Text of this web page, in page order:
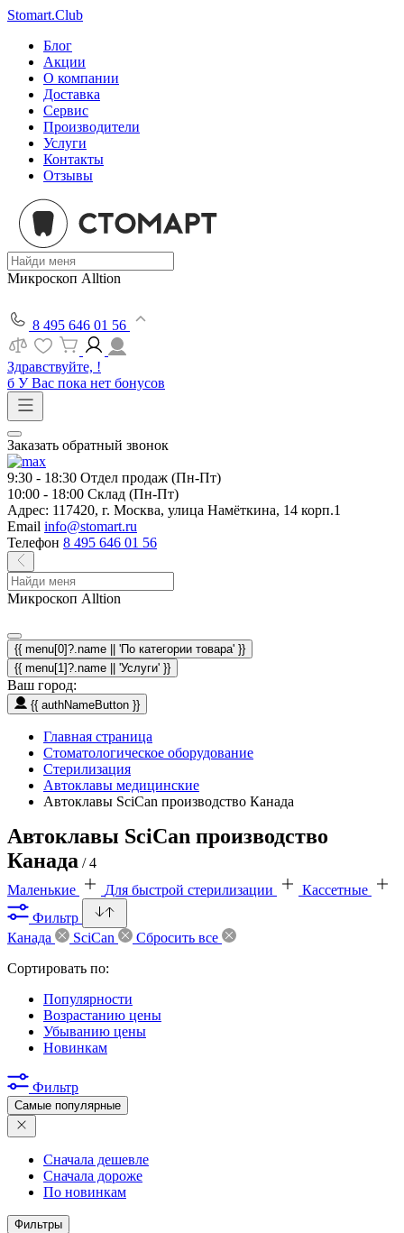
Stomart.Club
Блог
Акции
О компании
Доставка
Сервис
Производители
Услуги
Контакты
Отзывы
Микроскоп Alltion
8 495 646 01 56
Здравствуйте, !
б У Вас пока нет бонусов
Заказать обратный звонок
9:30 - 18:30 Отдел продаж (Пн-Пт)
10:00 - 18:00 Склад (Пн-Пт)
Адрес: 117420, г. Москва, улица Намёткина, 14 корп.1
Email info@stomart.ru
Телефон 8 495 646 01 56
Микроскоп Alltion
{{ menu[0]?.name || 'По категории товара' }}
{{ menu[1]?.name || 'Услуги' }}
Ваш город:
{{ authNameButton }}
Главная страница
Стоматологическое оборудование
Стерилизация
Автоклавы медицинские
Автоклавы SciCan производство Канада
Автоклавы SciCan производство
Канада / 4
Маленькие
Для быстрой стерилизации
Кассетные
Фильтр
Канада
SciCan
Сбросить все
Сортировать по:
Популярности
Возрастанию цены
Убыванию цены
Новинкам
Фильтр
Самые популярные
Сначала дешевле
Сначала дороже
По новинкам
Фильтры